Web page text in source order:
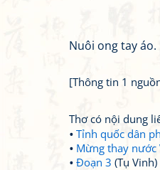
Nuôi ong tay áo.
[Thông tin 1
Thơ có nội dung
Tỉnh quốc dân
Mừng thay nước
Đoạn 3 (Tụ Vinh)